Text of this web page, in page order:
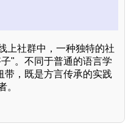
上社群中，一种独特的社
"。不同于普通的语言学
带，既是方言传承的实践
。